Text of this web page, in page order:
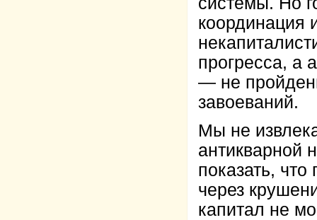
координация
прогресса, а
— не
завоеваний.
Мы не
антикварной
показать,
через
капитал не